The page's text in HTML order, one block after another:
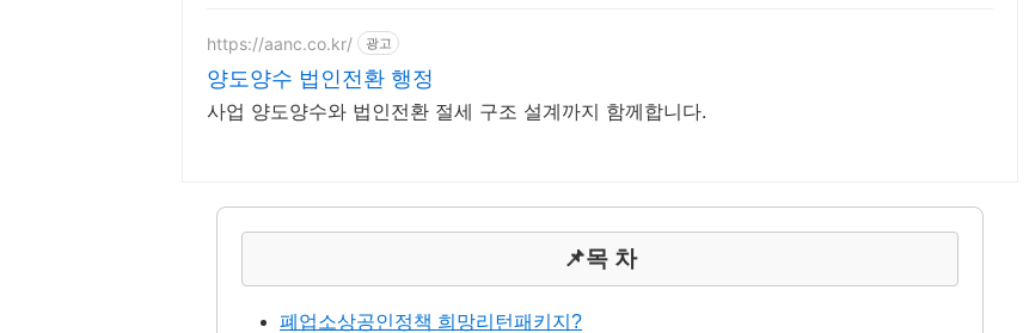
https://aanc.co.kr/ 광고
양도양수 법인전환 행정
사업 양도양수와 법인전환 절세 구조 설계까지 함께합니다.
📌목 차
폐업소상공인정책 희망리턴패키지?